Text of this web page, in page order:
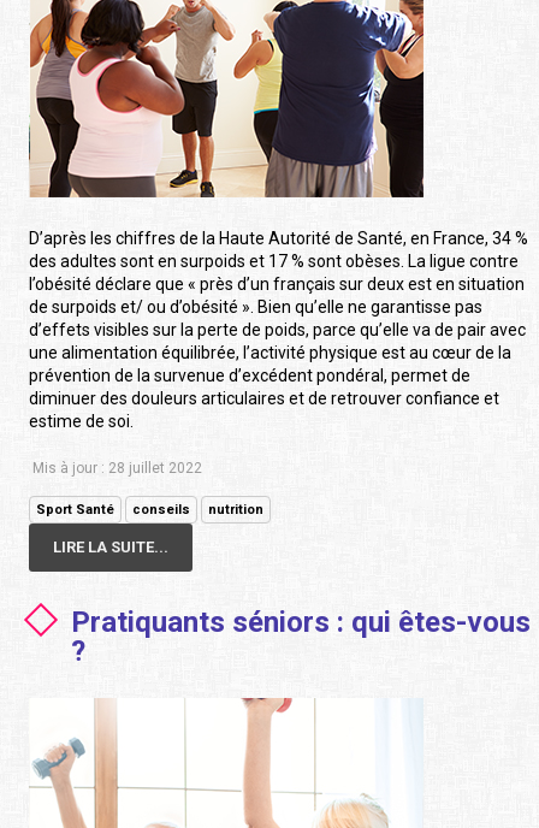
D’après les chiffres de la Haute Autorité de Santé, en France, 34 %
des adultes sont en surpoids et 17 % sont obèses. La ligue contre
l’obésité déclare que « près d’un français sur deux est en situation
de surpoids et/ ou d’obésité ». Bien qu’elle ne garantisse pas
d’effets visibles sur la perte de poids, parce qu’elle va de pair avec
une alimentation équilibrée, l’activité physique est au cœur de la
prévention de la survenue d’excédent pondéral, permet de
diminuer des douleurs articulaires et de retrouver confiance et
estime de soi.
Mis à jour : 28 juillet 2022
Sport Santé conseils nutrition
LIRE LA SUITE...
Pratiquants séniors : qui êtes-vous
?